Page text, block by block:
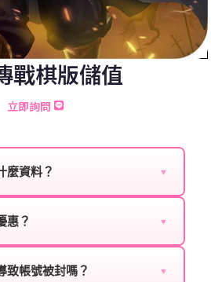
戰棋版儲值
立即詢問
麼資料？ ▼
惠？ ▼
及節日限定活動，儲值最低6折
致帳號被封嗎？ ▼